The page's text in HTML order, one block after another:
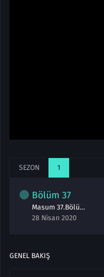
SEZON 1
Bölüm 37
Masum 37.Bölüm izle 28 Nisan 2020
28 Nisan 2020
GENEL BAKIŞ